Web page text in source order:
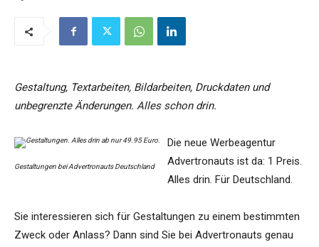
Gestaltung, Textarbeiten, Bildarbeiten, Druckdaten und
unbegrenzte Änderungen. Alles schon drin.
Gestaltungen bei Advertronauts Deutschland
Die neue Werbeagentur
Advertronauts ist da: 1 Preis.
Alles drin. Für Deutschland.
Sie interessieren sich für Gestaltungen zu einem bestimmten
Zweck oder Anlass? Dann sind Sie bei Advertronauts genau